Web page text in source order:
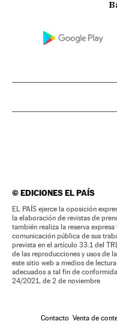
©EDICIONES EL PAÍS
EL PAÍS ejerce la oposición
la elaboración de revistas de
también realiza la reserva
comunicación pública de sus
prevista en el artículo 33.1 del
de las reproducciones y usos de
este sitio web a medios de
adecuados a tal fin de
24/2021, de 2 de noviembre
Contacto Venta de